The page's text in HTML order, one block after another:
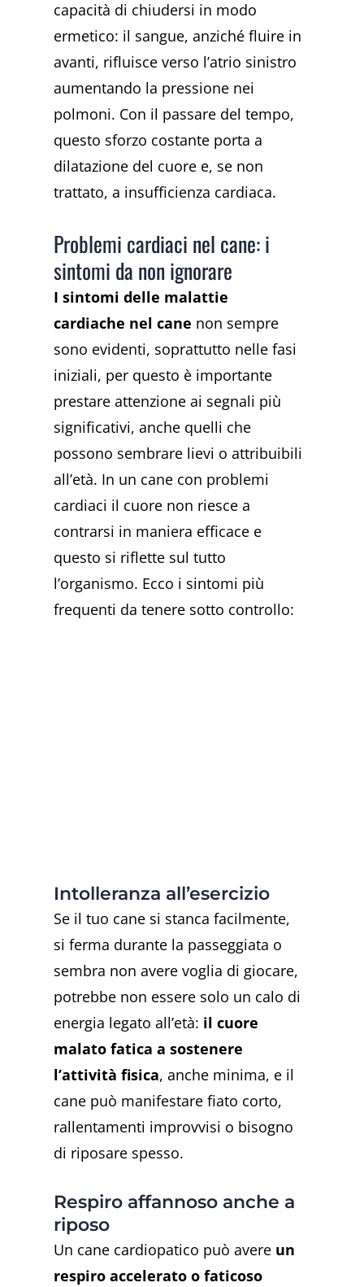
capacità di chiudersi in modo
ermetico: il sangue, anziché fluire in
avanti, rifluisce verso l’atrio sinistro
aumentando la pressione nei
polmoni. Con il passare del tempo,
questo sforzo costante porta a
dilatazione del cuore e, se non
trattato, a insufficienza cardiaca.
Problemi cardiaci nel cane: i
sintomi da non ignorare
I sintomi delle malattie
cardiache nel cane non sempre
sono evidenti, soprattutto nelle fasi
iniziali, per questo è importante
prestare attenzione ai segnali più
significativi, anche quelli che
possono sembrare lievi o attribuibili
all’età. In un cane con problemi
cardiaci il cuore non riesce a
contrarsi in maniera efficace e
questo si riflette sul tutto
l’organismo. Ecco i sintomi più
frequenti da tenere sotto controllo:
Intolleranza all’esercizio
Se il tuo cane si stanca facilmente,
si ferma durante la passeggiata o
sembra non avere voglia di giocare,
potrebbe non essere solo un calo di
energia legato all’età: il cuore
malato fatica a sostenere
l’attività fisica, anche minima, e il
cane può manifestare fiato corto,
rallentamenti improvvisi o bisogno
di riposare spesso.
Respiro affannoso anche a
riposo
Un cane cardiopatico può avere un
respiro accelerato o faticoso